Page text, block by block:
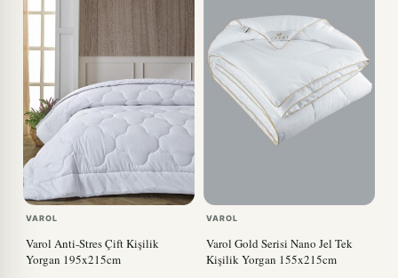
VAROL
Varol Anti-Stres Çift Kişilik
Yorgan 195x215cm
VAROL
Varol Gold Serisi Nano Jel Tek
Kişilik Yorgan 155x215cm